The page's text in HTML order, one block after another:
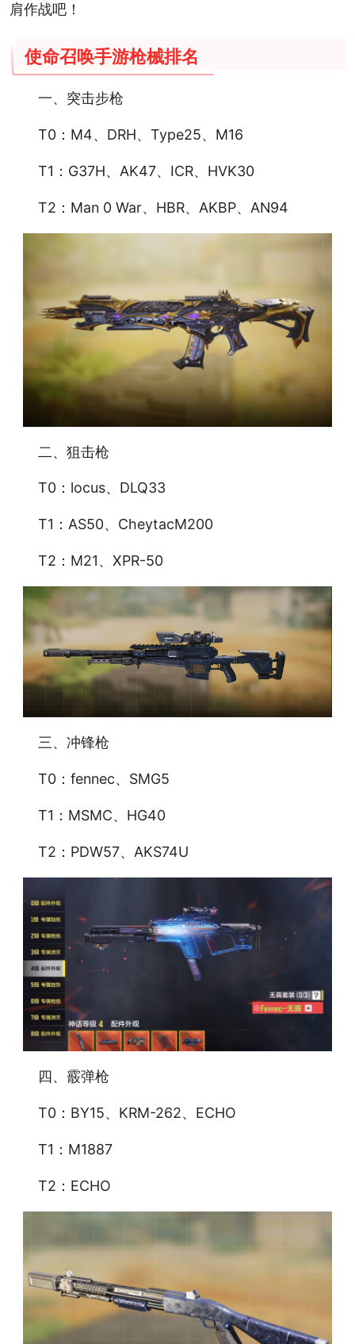
肩作战吧！
使命召唤手游枪械排名
一、突击步枪
T0：M4、DRH、Type25、M16
T1：G37H、AK47、ICR、HVK30
T2：Man 0 War、HBR、AKBP、AN94
二、狙击枪
T0：locus、DLQ33
T1：AS50、CheytacM200
T2：M21、XPR-50
三、冲锋枪
T0：fennec、SMG5
T1：MSMC、HG40
T2：PDW57、AKS74U
四、霰弹枪
T0：BY15、KRM-262、ECHO
T1：M1887
T2：ECHO